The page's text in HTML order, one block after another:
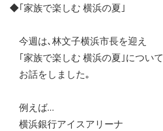
◆｢家族で楽しむ 横浜の夏｣
今週は､林文子横浜市長を迎え
｢家族で楽しむ 横浜の夏｣について
お話をしました｡
例えば…
横浜銀行アイスアリーナ